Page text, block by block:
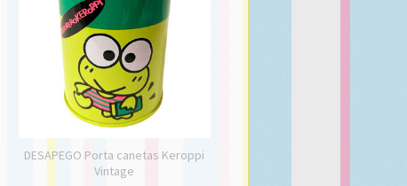
DESAPEGO Porta canetas Keroppi
Vintage